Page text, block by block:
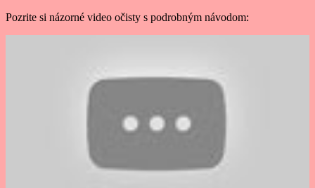
Pozrite si názorné video očisty s podrobným návodom: